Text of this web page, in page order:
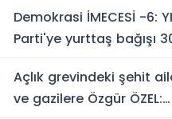
Demokrasi İMECESİ -6:
Parti'ye yurttaş bağışı
Açlık grevindeki şehit
ve gazilere Özgür ÖZEL: